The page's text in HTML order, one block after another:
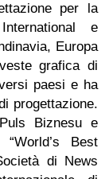
per la
e
Europa
grafica di
paesi e ha
progettazione.
Biznesu e
Best
di News